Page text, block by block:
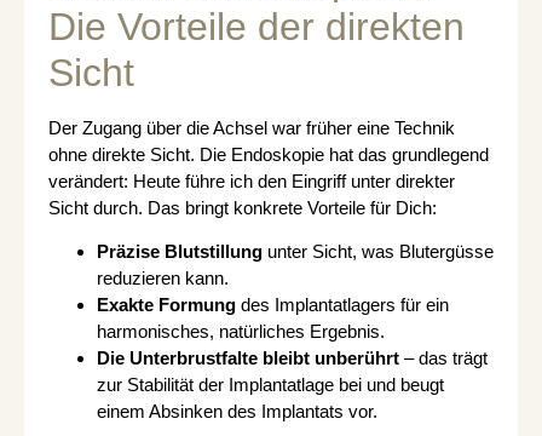
Die Vorteile der direkten
Sicht
Der Zugang über die Achsel war früher eine Technik
ohne direkte Sicht. Die Endoskopie hat das grundlegend
verändert: Heute führe ich den Eingriff unter direkter
Sicht durch. Das bringt konkrete Vorteile für Dich:
Präzise Blutstillung unter Sicht, was Blutergüsse
reduzieren kann.
Exakte Formung des Implantatlagers für ein
harmonisches, natürliches Ergebnis.
Die Unterbrustfalte bleibt unberührt – das trägt
zur Stabilität der Implantatlage bei und beugt
einem Absinken des Implantats vor.